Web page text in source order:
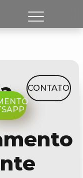
CONTATO